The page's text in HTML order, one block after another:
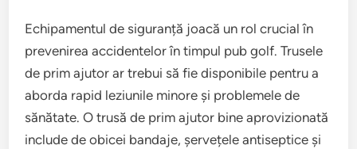
Echipamentul de siguranță joacă un rol crucial în
prevenirea accidentelor în timpul pub golf. Trusele
de prim ajutor ar trebui să fie disponibile pentru a
aborda rapid leziunile minore și problemele de
sănătate. O trusă de prim ajutor bine aprovizionată
include de obicei bandaje, șervețele antiseptice și